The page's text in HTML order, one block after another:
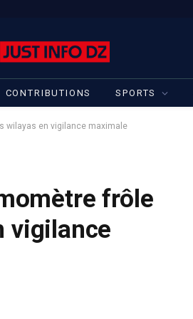
CONTRIBUTIONS SPORTS
wilayas en vigilance maximale
frôle
vigilance